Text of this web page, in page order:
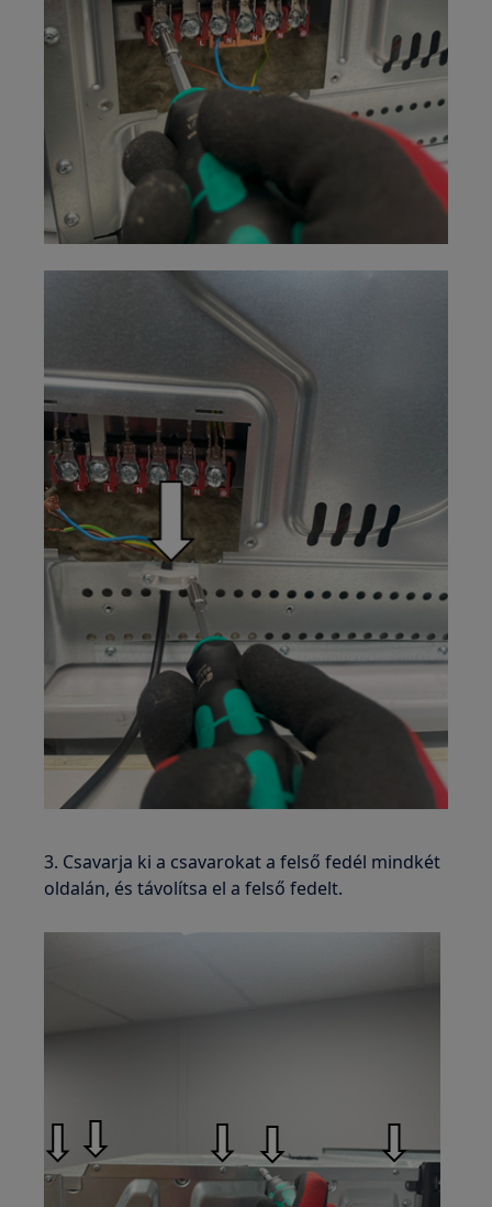
3. Csavarja ki a csavarokat a felső fedél mindkét
oldalán, és távolítsa el a felső fedelt.